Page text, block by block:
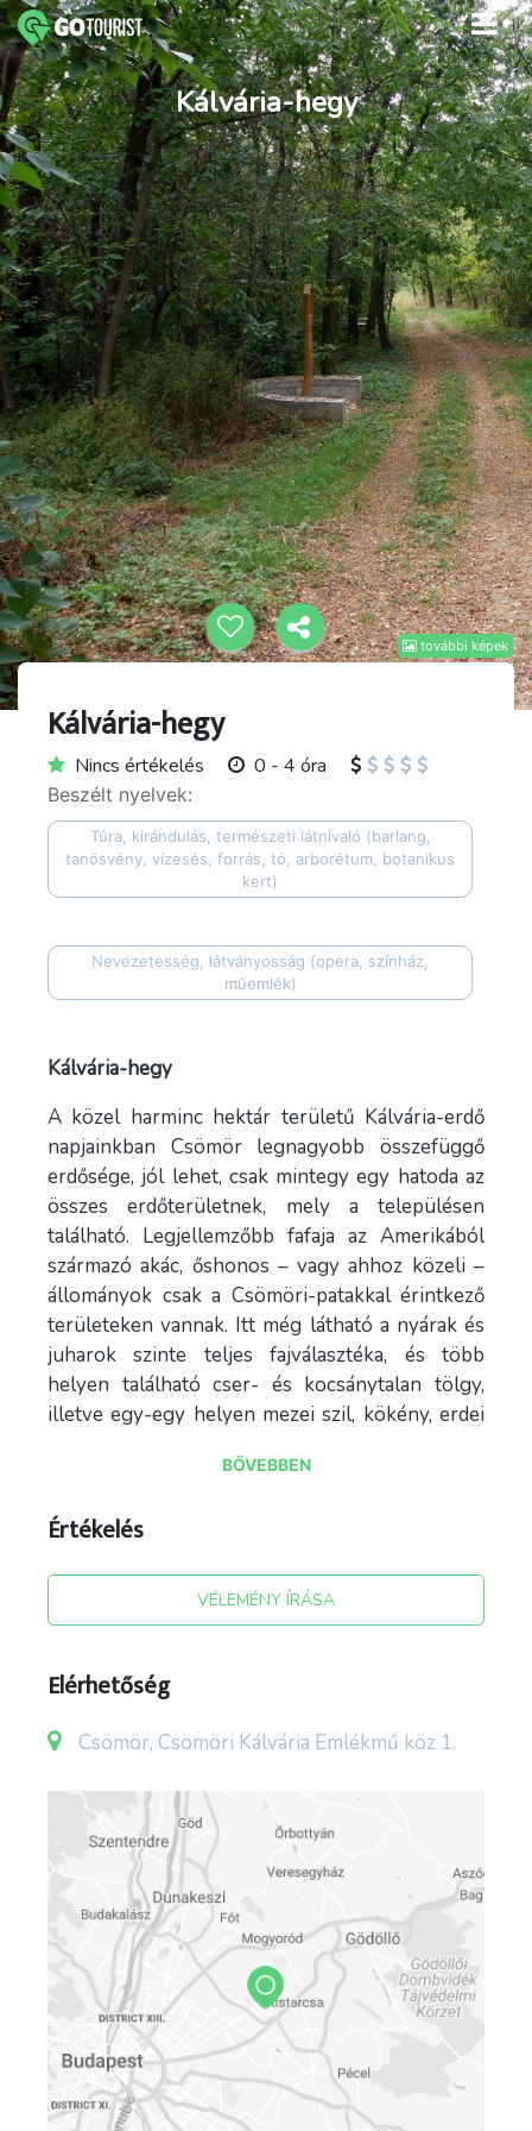
további képek
Kálvária-hegy
Kálvária-hegy
Nincs értékelés 0 - 4 óra
Beszélt nyelvek:
Túra, kirándulás, természeti látnivaló (barlang,
tanösvény, vízesés, forrás, tó, arborétum, botanikus
kert)
Nevezetesség, látványosság (opera, színház,
műemlék)
Kálvária-hegy
A közel harminc hektár területű Kálvária-erdő
napjainkban Csömör legnagyobb összefüggő
erdősége, jól lehet, csak mintegy egy hatoda az
összes erdőterületnek, mely a településen
található. Legjellemzőbb fafaja az Amerikából
származó akác, őshonos – vagy ahhoz közeli –
állományok csak a Csömöri-patakkal érintkező
területeken vannak. Itt még látható a nyárak és
juharok szinte teljes fajválasztéka, és több
helyen található cser- és kocsánytalan tölgy,
illetve egy-egy helyen mezei szil, kökény, erdei
mellé szép fűzállomány társul.A Kálvárián
nyolcvanas években történt, a legsúlyosabb
azonban az I. világháború végén, amikor a
ilyen súlyosnak ígérkező esemény történt volna
a 2000-es évek végén, amikor is a teljes területe
tarvágásra lett ítélve, melytől széleskörű helyi
civil összefogás mentette meg. Az
önkormányzat ma már szinte a teljes erdőterület
gazdálkodója, és a tarvágás helyett az
erdőfelújítást fokozatosan, (lékeléssel) végzi,
fokozatosan lecserélve az inváziós akácot és
nyugati ostorfát helyben honos fajokra,
jellemzően gyors növekedésű juharokra és
hársakra. A Kálvária-hegy legmagasabb pontja a
település szinte minden pontjáról jól látható a
maga 221 méteres magasságával. Az Árpád-kori
Csömör a XIII. században ide, a hegy nyugati
oldalára települt. A helyszínen talált felszíni
leletek és az irodalmi adatok alapján
BŐVEBBEN
Értékelés
VÉLEMÉNY ÍRÁSA
Elérhetőség
Csömör, Csömöri Kálvária Emlékmű köz 1.